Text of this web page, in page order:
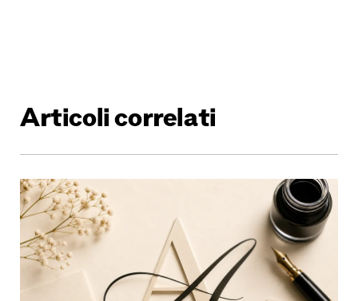
Articoli correlati